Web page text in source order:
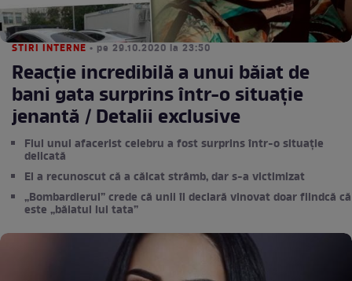
STIRI INTERNE • pe 29.10.2020 la 23:50
Reacție incredibilă a unui băiat de
bani gata surprins într-o situație
jenantă / Detalii exclusive
Fiul unui afacerist celebru a fost surprins într-o situație
delicată
El a recunoscut că a călcat strâmb, dar s-a victimizat
„Bombardierul” crede că unii îl declară vinovat doar fiindcă că
este „băiatul lui tata”